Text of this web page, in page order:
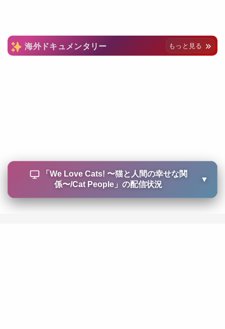
海外ドキュメンタリー もっと見る
「 We Love Cats! 〜猫と人間の幸せな関
係〜/Cat People 」の配信状況
▼